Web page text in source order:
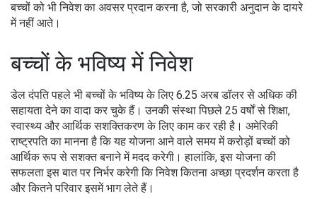
बच्चों को भी निवेश का अवसर प्रदान करना है, जो सरकारी अनुदान के दायरे
में नहीं आते।
बच्चों के भविष्य में निवेश
डेल दंपति पहले भी बच्चों के भविष्य के लिए 6.25 अरब डॉलर से अधिक की
सहायता देने का वादा कर चुके हैं। उनकी संस्था पिछले 25 वर्षों से शिक्षा,
स्वास्थ्य और आर्थिक सशक्तिकरण के लिए काम कर रही है। अमेरिकी
राष्ट्रपति का मानना है कि यह योजना आने वाले समय में करोड़ों बच्चों को
आर्थिक रूप से सशक्त बनाने में मदद करेगी। हालांकि, इस योजना की
सफलता इस बात पर निर्भर करेगी कि निवेश कितना अच्छा प्रदर्शन करता है
और कितने परिवार इसमें भाग लेते हैं।